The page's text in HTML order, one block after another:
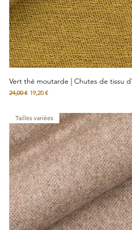
Vert thé moutarde | Chutes de tissu
Prix original
24,00 € Prix promotionnel
19,20 €
Tailles variées